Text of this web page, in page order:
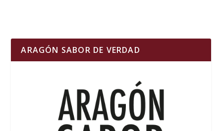
ARAGÓN SABOR DE VERDAD